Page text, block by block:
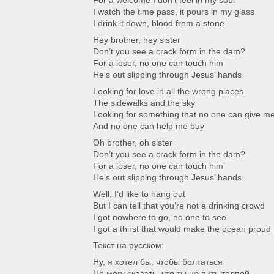
I watch the time pass, it pours in my glass
I drink it down, blood from a stone
Hey brother, hey sister
Don’t you see a crack form in the dam?
For a loser, no one can touch him
He’s out slipping through Jesus’ hands
Looking for love in all the wrong places
The sidewalks and the sky
Looking for something that no one can give
And no one can help me buy
Oh brother, oh sister
Don’t you see a crack form in the dam?
For a loser, no one can touch him
He’s out slipping through Jesus’ hands
Well, I’d like to hang out
But I can tell that you’re not a drinking crowd
I got nowhere to go, no one to see
I got a thirst that would make the ocean proud
Текст на русском:
Ну, я хотел бы, чтобы болтаться